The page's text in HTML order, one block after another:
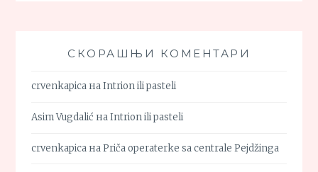
СКОРАШЊИ КОМЕНТАРИ
crvenkapica наIntrion ili pasteli
Asim Vugdalić наIntrion ili pasteli
crvenkapica наPriča operaterke sa centrale Pejdžinga